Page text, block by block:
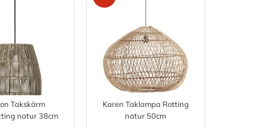
Takskärm
natur 38cm
Karen Taklampa Rotting
natur 50cm